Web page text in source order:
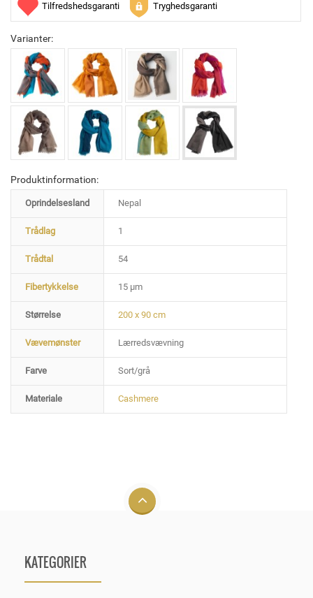
Tilfredshedsgaranti Tryghedsgaranti
Varianter:
Produktinformation:
Oprindelsesland Nepal
Trådlag 1
Trådtal 54
Fibertykkelse 15 µm
Størrelse 200 x 90 cm
Vævemønster Lærredsvævning
Farve Sort/grå
Materiale Cashmere
KATEGORIER